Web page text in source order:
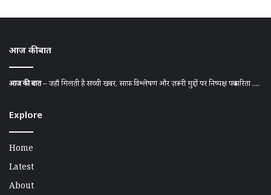
आज की बात
आज की बात– जहाँ मिलती है सच्ची खबर, साफ़ विश्लेषण और ज़रूरी मुद्दों पर निष्पक्ष पत्रकारिता ....
Explore
Home
Latest
About